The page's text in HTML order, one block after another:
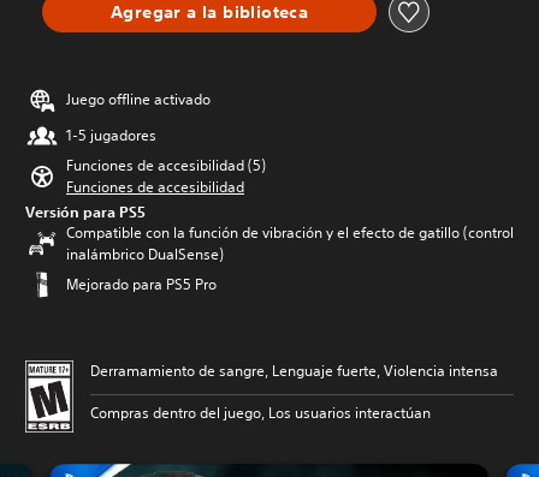
Agregar a la biblioteca
Juego offline activado
1-5 jugadores
Funciones de accesibilidad (5)
Funciones de accesibilidad
Versión para PS5
Compatible con la función de vibración y el efecto de gatillo (control
inalámbrico DualSense)
Mejorado para PS5 Pro
Derramamiento de sangre, Lenguaje fuerte, Violencia intensa
Compras dentro del juego, Los usuarios interactúan